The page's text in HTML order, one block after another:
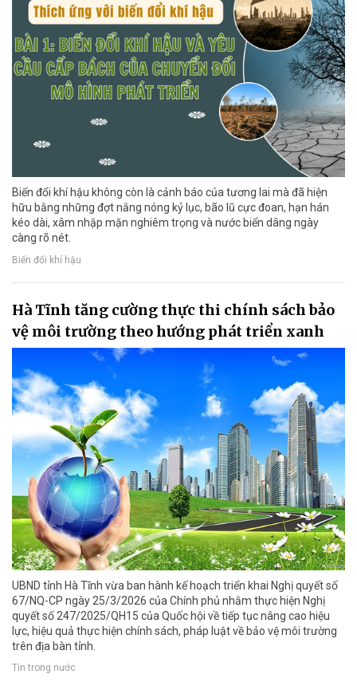
Biến đổi khí hậu không còn là cảnh báo của tương lai mà đã hiện
hữu bằng những đợt nắng nóng kỷ lục, bão lũ cực đoan, hạn hán
kéo dài, xâm nhập mặn nghiêm trọng và nước biển dâng ngày
càng rõ nét.
Biến đổi khí hậu
Hà Tĩnh tăng cường thực thi chính sách bảo
vệ môi trường theo hướng phát triển xanh
UBND tỉnh Hà Tĩnh vừa ban hành kế hoạch triển khai Nghị quyết số
67/NQ-CP ngày 25/3/2026 của Chính phủ nhằm thực hiện Nghị
quyết số 247/2025/QH15 của Quốc hội về tiếp tục nâng cao hiệu
lực, hiệu quả thực hiện chính sách, pháp luật về bảo vệ môi trường
trên địa bàn tỉnh.
Tin trong nước